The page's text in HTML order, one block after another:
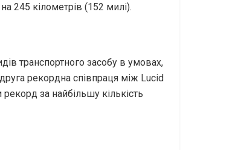
245 кілометрів (152 милі).
транспортного засобу в умовах,
рекордна співпраця між Lucid
за найбільшу кількість